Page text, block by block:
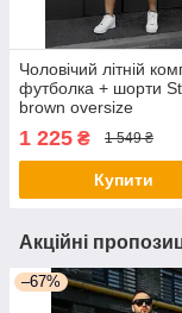
Чоловічий літній
футболка + шорти
brown oversize
1 225 ₴ 1 549 ₴
Купити
Акційні
–67%